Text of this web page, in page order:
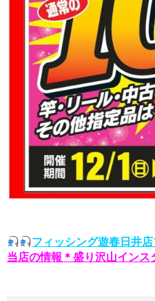
フィッシング遊春日井
当店の情報＊盛り沢山インス